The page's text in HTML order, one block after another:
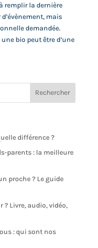
remplir la dernière
mais
demandée.
bio peut être d’une
différence ?
parents : la meilleure
proche ? Le guide
Livre, audio, vidéo,
: qui sont nos